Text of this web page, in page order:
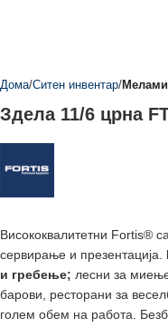
Дома Ситен инвентар
Здела 11/6 црна
Висококвалитетни Fortis®
сервирање и презентација.
и гребење; лесни за
барови, ресторани за
голем обем на работа.